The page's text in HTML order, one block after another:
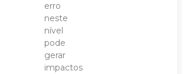
erro
neste
nível
pode
gerar
impactos